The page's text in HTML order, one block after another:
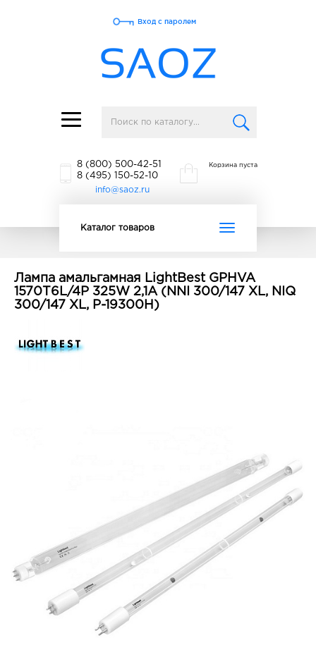
Toggle
navigation
Вход с паролем
8 (800) 500-42-51
8 (495) 150-52-10
info@saoz.ru
Корзина пуста
Toggle
Каталог товаров
Лампа амальгамная LightBest GPHVA
1570T6L/4P 325W 2,1A (NNI 300/147 XL, NIQ
300/147 XL, P-19300H)